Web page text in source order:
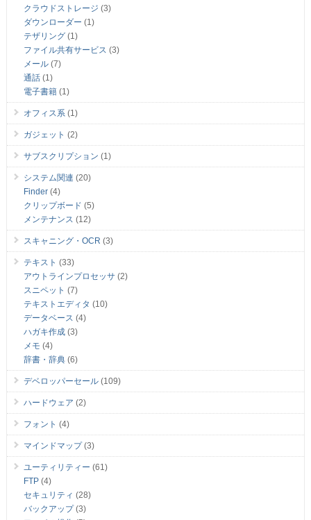
クラウドストレージ (3)
ダウンローダー (1)
テザリング(1)
ファイル共有サービス (3)
メール(7)
通話(1)
電子書籍(1)
オフィス系(1)
ガジェット (2)
サブスクリプション (1)
システム関連 (20)
Finder(4)
クリップボード (5)
メンテナンス (12)
スキャニング・OCR (3)
テキスト (33)
アウトラインプロセッサ(2)
スニペット (7)
テキストエディタ (10)
データベース (4)
ハガキ作成(3)
メモ (4)
辞書・辞典(6)
デベロッパーセール(109)
ハードウェア (2)
フォント (4)
マインドマップ(3)
ユーティリティー (61)
FTP(4)
セキュリティ (28)
バックアップ(3)